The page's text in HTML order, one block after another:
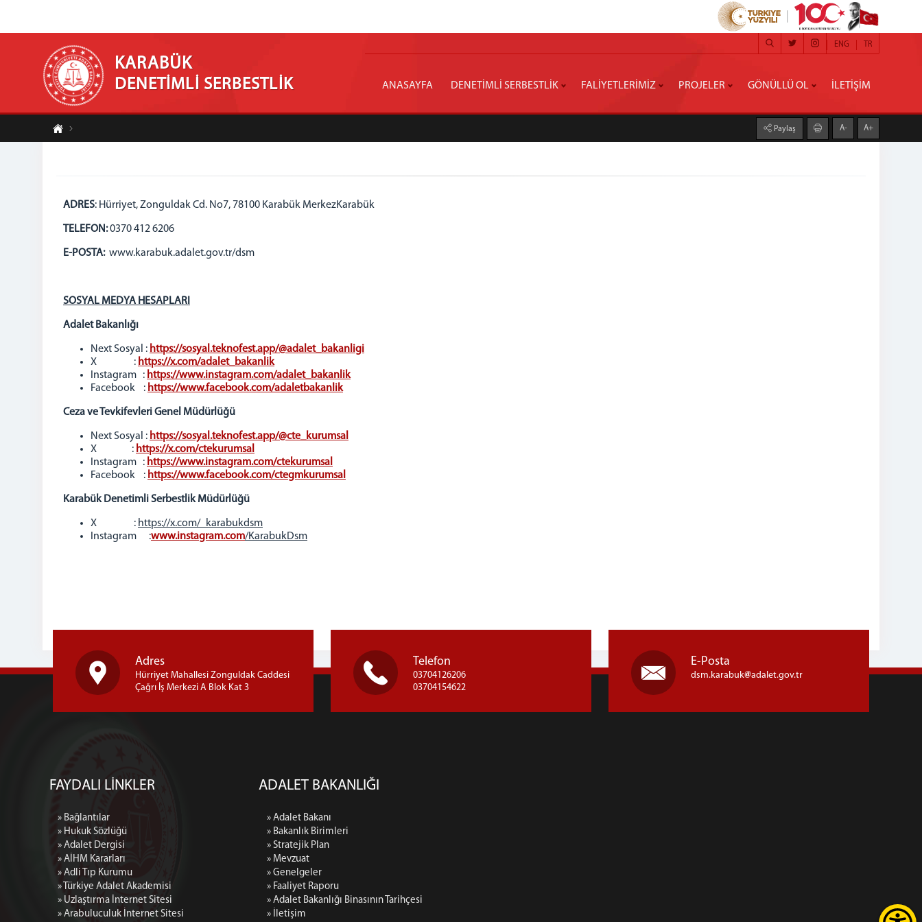
KARABÜK
DENETİMLİ SERBESTLİK
TR
ENG
ANASAYFA DENETİMLİ SERBESTLİK FALİYETLERİMİZ PROJELER GÖNÜLLÜ OL İLETİŞİM
Paylaş A- A+
ADRES: Hürriyet, Zonguldak Cd. No7, 78100 Karabük MerkezKarabük
TELEFON:0370 412 6206
E-POSTA: www.karabuk.adalet.gov.tr/dsm
SOSYAL MEDYA HESAPLARI
Adalet Bakanlığı
Next Sosyal : https://sosyal.teknofest.app/@adalet_bakanligi
X : https://x.com/adalet_bakanlik
Instagram : https://www.instagram.com/adalet_bakanlik
Facebook : https://www.facebook.com/adaletbakanlik
Ceza ve Tevkifevleri Genel Müdürlüğü
Next Sosyal : https://sosyal.teknofest.app/@cte_kurumsal
X : https://x.com/ctekurumsal
Instagram : https://www.instagram.com/ctekurumsal
Facebook : https://www.facebook.com/ctegmkurumsal
Karabük Denetimli Serbestlik Müdürlüğü
X : https://x.com/_karabukdsm
Instagram :www.instagram.com/KarabukDsm
Adres
Hürriyet Mahallesi Zonguldak Caddesi
Çağrı İş Merkezi A Blok Kat 3
Telefon
03704126206
03704154622
E-Posta
dsm.karabuk adalet.gov.tr
FAYDALI LİNKLER
» Bağlantılar
» Hukuk Sözlüğü
» Adalet Dergisi
» AİHM Kararları
» Adli Tıp Kurumu
» Türkiye Adalet Akademisi
» Uzlaştırma İnternet Sitesi
» Arabuluculuk İnternet Sitesi
ADALET BAKANLIĞI
» Adalet Bakanı
» Bakanlık Birimleri
» Stratejik Plan
» Mevzuat
» Genelgeler
» Faaliyet Raporu
» Adalet Bakanlığı Binasının Tarihçesi
» İletişim